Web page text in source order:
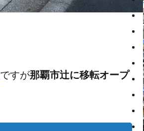
ですが那覇市辻に移転オープ